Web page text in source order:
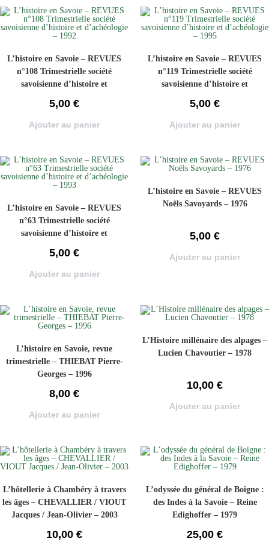
L’histoire en Savoie – REVUES
n°108 Trimestrielle société
savoisienne d’histoire et
5,00 €
Ajouter au panier
L’histoire en Savoie – REVUES
n°119 Trimestrielle société
savoisienne d’histoire et
5,00 €
Ajouter au panier
L’histoire en Savoie – REVUES
n°63 Trimestrielle société
savoisienne d’histoire et
5,00 €
Ajouter au panier
L’histoire en Savoie – REVUES
Noëls Savoyards – 1976
5,00 €
Ajouter au panier
L’histoire en Savoie, revue
trimestrielle – THIEBAT Pierre-
Georges – 1996
8,00 €
Ajouter au panier
L’Histoire millénaire des alpages –
Lucien Chavoutier – 1978
10,00 €
Ajouter au panier
L’hôtellerie à Chambéry à travers
les âges – CHEVALLIER / VIOUT
Jacques / Jean-Olivier – 2003
10,00 €
L’odyssée du général de Boigne :
des Indes à la Savoie – Reine
Edighoffer – 1979
25,00 €